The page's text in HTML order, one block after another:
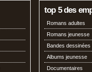
top 5 des
Romans adultes
Romans jeunesse
Bandes dessinées
Albums jeunesse
Documentaires